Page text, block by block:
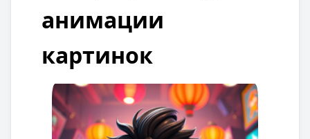
анимации
картинок